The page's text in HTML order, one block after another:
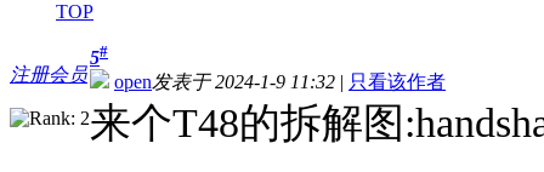
TOP
注册会员
5#
open发表于 2024-1-9 11:32 | 只看该作者
来个T48的拆解图